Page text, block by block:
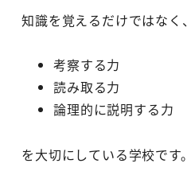
知識を覚えるだけではなく、
考察する力
読み取る力
論理的に説明する力
を大切にしている学校です。